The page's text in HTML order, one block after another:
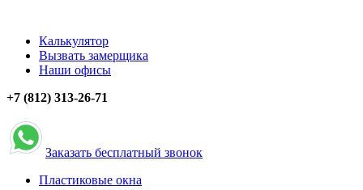
Калькулятор
Вызвать замерщика
Наши офисы
+7 (812) 313-26-71
Заказать бесплатный звонок
Пластиковые окна